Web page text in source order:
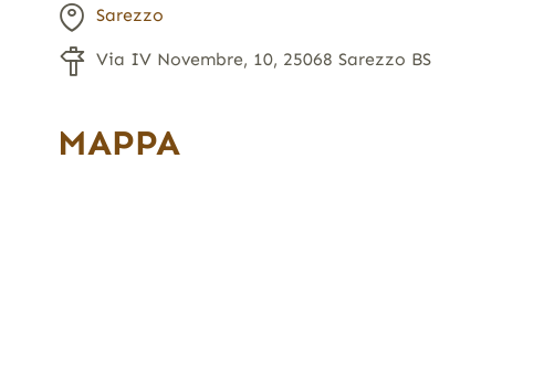
Sarezzo
Via IV Novembre, 10, 25068 Sarezzo BS
MAPPA